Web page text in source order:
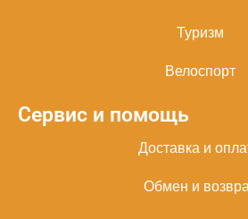
Туризм
Велоспорт
Сервис и помощь
Доставка и
Обмен и